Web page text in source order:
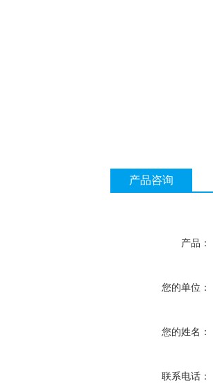
产品咨询
产品：
您的单位：
您的姓名：
联系电话：